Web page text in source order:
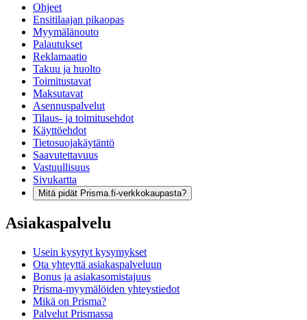
Ohjeet
Ensitilaajan pikaopas
Myymälänouto
Palautukset
Reklamaatio
Takuu ja huolto
Toimitustavat
Maksutavat
Asennuspalvelut
Tilaus- ja toimitusehdot
Käyttöehdot
Tietosuojakäytäntö
Saavutettavuus
Vastuullisuus
Sivukartta
Mitä pidät Prisma.fi-verkkokaupasta?
Asiakaspalvelu
Usein kysytyt kysymykset
Ota yhteyttä asiakaspalveluun
Bonus ja asiakasomistajuus
Prisma-myymälöiden yhteystiedot
Mikä on Prisma?
Palvelut Prismassa